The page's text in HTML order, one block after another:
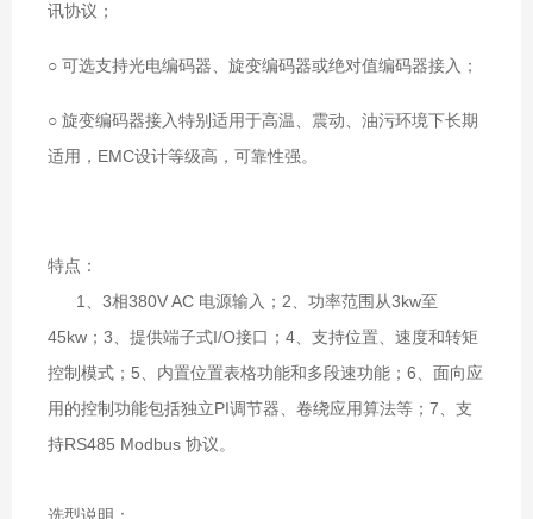
讯协议；
○ 可选支持光电编码器、旋变编码器或绝对值编码器接入；
○ 旋变编码器接入特别适用于高温、震动、油污环境下长期
适用，EMC设计等级高，可靠性强。
特点：
1、3相380V AC 电源输入；2、功率范围从3kw至
45kw；3、提供端子式I/O接口；4、支持位置、速度和转矩
控制模式；5、内置位置表格功能和多段速功能；6、面向应
用的控制功能包括独立PI调节器、卷绕应用算法等；7、支
持RS485 Modbus 协议。